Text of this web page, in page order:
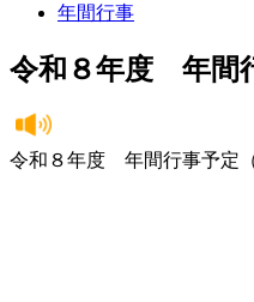
年間行事
令和８年度 年間
令和８年度 年間行事予定（